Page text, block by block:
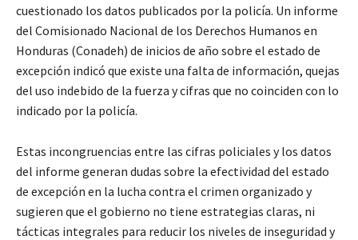
cuestionado los datos publicados por la policía. Un informe
del Comisionado Nacional de los Derechos Humanos en
Honduras (Conadeh) de inicios de año sobre el estado de
excepción indicó que existe una falta de información, quejas
del uso indebido de la fuerza y cifras que no coinciden con lo
indicado por la policía.
Estas incongruencias entre las cifras policiales y los datos
del informe generan dudas sobre la efectividad del estado
de excepción en la lucha contra el crimen organizado y
sugieren que el gobierno no tiene estrategias claras, ni
tácticas integrales para reducir los niveles de inseguridad y